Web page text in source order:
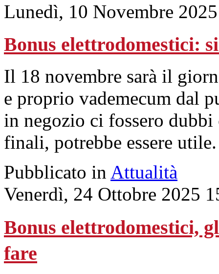
Lunedì, 10 Novembre
Bonus elettrodomestici:
Il 18 novembre sarà il
e proprio vademecum dal
in negozio ci fossero
finali, potrebbe essere utile.
Pubblicato in Attualità
Venerdì, 24 Ottobre 2025
Bonus elettrodomestici,
fare